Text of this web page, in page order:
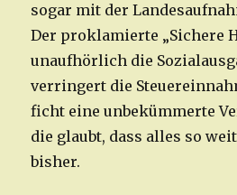
sogar mit der
Der proklamierte „Sichere
unaufhörlich die
verringert die
ficht eine unbekümmerte
die glaubt, dass alles so
bisher.